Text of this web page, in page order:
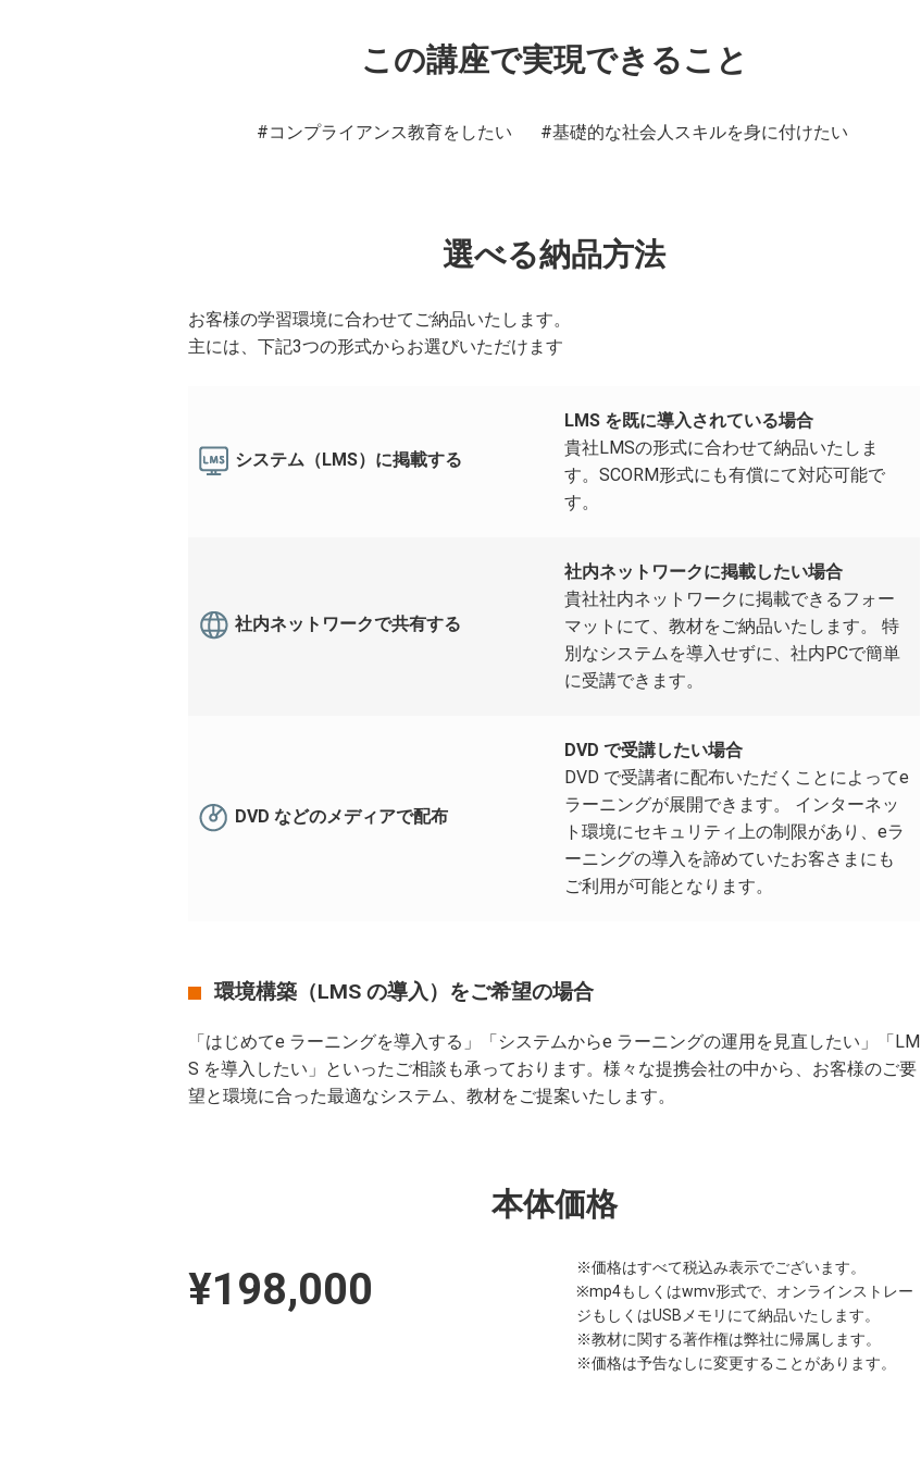
この講座で実現できること
#コンプライアンス教育をしたい #基礎的な社会人スキルを身に付けたい
選べる納品方法
お客様の学習環境に合わせてご納品いたします。
主には、下記3つの形式からお選びいただけます
システム（LMS）に掲載する
LMS を既に導入されている場合
貴社LMSの形式に合わせて納品いたしま
す。SCORM形式にも有償にて対応可能で
す。
社内ネットワークで共有する
社内ネットワークに掲載したい場合
貴社社内ネットワークに掲載できるフォー
マットにて、教材をご納品いたします。 特
別なシステムを導入せずに、社内PCで簡単
に受講できます。
DVD などのメディアで配布
DVD で受講したい場合
DVD で受講者に配布いただくことによってe
ラーニングが展開できます。 インターネッ
ト環境にセキュリティ上の制限があり、eラ
ーニングの導入を諦めていたお客さまにも
ご利用が可能となります。
環境構築（LMS の導入）をご希望の場合
「はじめてe ラーニングを導入する」「システムからe ラーニングの運用を見直したい」「LM
S を導入したい」といったご相談も承っております。様々な提携会社の中から、お客様のご要
望と環境に合った最適なシステム、教材をご提案いたします。
本体価格
¥198,000
※価格はすべて税込み表示でございます。
※mp4もしくはwmv形式で、オンラインストレー
ジもしくはUSBメモリにて納品いたします。
※教材に関する著作権は弊社に帰属します。
※価格は予告なしに変更することがあります。